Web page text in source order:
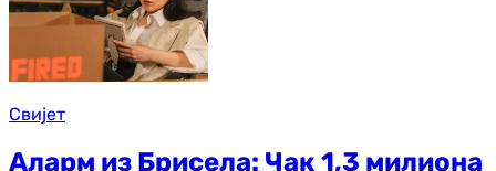
Свијет
Аларм из Брисела: Чак 1,3 милиона